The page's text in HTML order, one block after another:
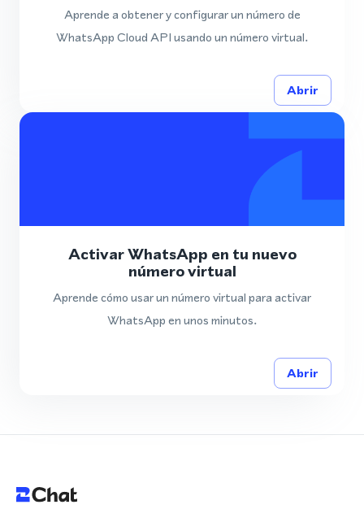
Aprende a obtener y configurar un número de
WhatsApp Cloud API usando un número virtual.
Abrir
Activar WhatsApp en tu nuevo
número virtual
Aprende cómo usar un número virtual para activar
WhatsApp en unos minutos.
Abrir